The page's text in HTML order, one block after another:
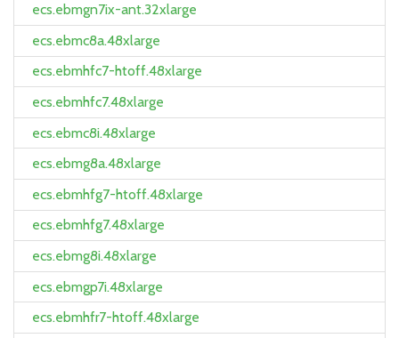
ecs.ebmgn7ix-ant.32xlarge
ecs.ebmc8a.48xlarge
ecs.ebmhfc7-htoff.48xlarge
ecs.ebmhfc7.48xlarge
ecs.ebmc8i.48xlarge
ecs.ebmg8a.48xlarge
ecs.ebmhfg7-htoff.48xlarge
ecs.ebmhfg7.48xlarge
ecs.ebmg8i.48xlarge
ecs.ebmgp7i.48xlarge
ecs.ebmhfr7-htoff.48xlarge